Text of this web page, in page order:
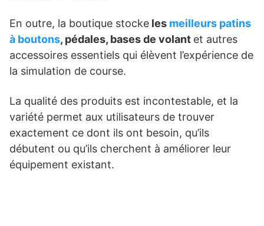
En outre, la boutique stocke les meilleurs patins
à boutons, pédales, bases de volant et autres
accessoires essentiels qui élèvent l’expérience de
la simulation de course.
La qualité des produits est incontestable, et la
variété permet aux utilisateurs de trouver
exactement ce dont ils ont besoin, qu’ils
débutent ou qu’ils cherchent à améliorer leur
équipement existant.